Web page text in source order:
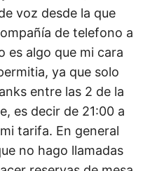
voz desde la que
de telefono a
es algo que mi cara
ya que solo
entre las 2 de la
es decir de 21:00 a
tarifa. En general
no hago llamadas